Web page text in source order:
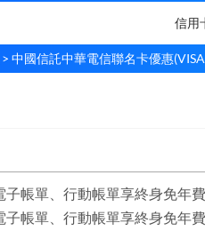
信用
中國信託中華電信聯名卡優惠